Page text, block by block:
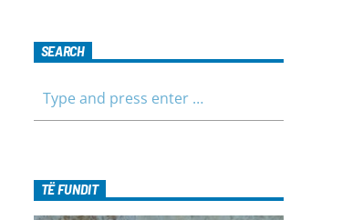
SEARCH
TË FUNDIT